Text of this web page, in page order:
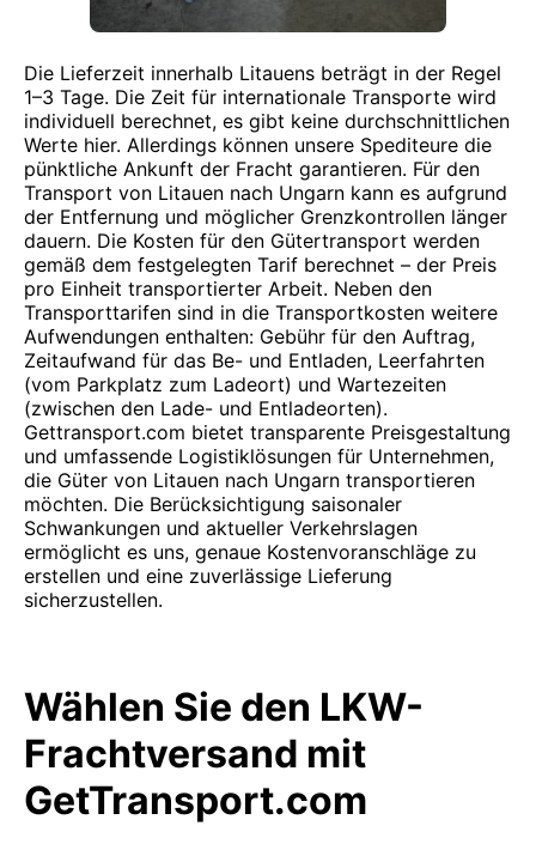
Die Lieferzeit innerhalb Litauens beträgt in der Regel
1–3 Tage. Die Zeit für internationale Transporte wird
individuell berechnet, es gibt keine durchschnittlichen
Werte hier. Allerdings können unsere Spediteure die
pünktliche Ankunft der Fracht garantieren. Für den
Transport von Litauen nach Ungarn kann es aufgrund
der Entfernung und möglicher Grenzkontrollen länger
dauern. Die Kosten für den Gütertransport werden
gemäß dem festgelegten Tarif berechnet – der Preis
pro Einheit transportierter Arbeit. Neben den
Transporttarifen sind in die Transportkosten weitere
Aufwendungen enthalten: Gebühr für den Auftrag,
Zeitaufwand für das Be- und Entladen, Leerfahrten
(vom Parkplatz zum Ladeort) und Wartezeiten
(zwischen den Lade- und Entladeorten).
Gettransport.com bietet transparente Preisgestaltung
und umfassende Logistiklösungen für Unternehmen,
die Güter von Litauen nach Ungarn transportieren
möchten. Die Berücksichtigung saisonaler
Schwankungen und aktueller Verkehrslagen
ermöglicht es uns, genaue Kostenvoranschläge zu
erstellen und eine zuverlässige Lieferung
sicherzustellen.
Wählen Sie den LKW-
Frachtversand mit
GetTransport.com